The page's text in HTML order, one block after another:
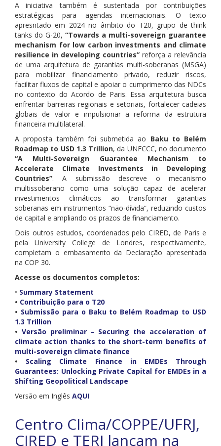
A iniciativa também é sustentada por contribuições
estratégicas para agendas internacionais. O texto
apresntado em 2024 no âmbito do T20, grupo de think
tanks do G-20, “Towards a multi-sovereign guarantee
mechanism for low carbon investments and climate
resilience in developing countries” reforça a relevância
de uma arquitetura de garantias multi-soberanas (MSGA)
para mobilizar financiamento privado, reduzir riscos,
facilitar fluxos de capital e apoiar o cumprimento das NDCs
no contexto do Acordo de Paris. Essa arquitetura busca
enfrentar barreiras regionais e setoriais, fortalecer cadeias
globais de valor e impulsionar a reforma da estrutura
financeira multilateral.
A proposta também foi submetida ao Baku to Belém
Roadmap to USD 1.3 Trillion, da UNFCCC, no documento
“A Multi-Sovereign Guarantee Mechanism to
Accelerate Climate Investments in Developing
Countries”. A submissão descreve o mecanismo
multissoberano como uma solução capaz de acelerar
investimentos climáticos ao transformar garantias
soberanas em instrumentos “não-dívida”, reduzindo custos
de capital e ampliando os prazos de financiamento.
Dois outros estudos, coordenados pelo CIRED, de Paris e
pela University College de Londres, respectivamente,
completam o embasamento da Declaração apresentada
na COP 30.
Acesse os documentos completos:
• Summary Statement
• Contribuição para o T20
• Submissão para o Baku to Belém Roadmap to USD
1.3 Trillion
• Versão preliminar – Securing the acceleration of
climate action thanks to the short-term benefits of
multi-sovereign climate finance
• Scaling Climate Finance in EMDEs Through
Guarantees: Unlocking Private Capital for EMDEs in a
Shifting Geopolitical Landscape
Versão em Inglês AQUI
Centro Clima/COPPE/UFRJ,
CIRED e TERI lançam na